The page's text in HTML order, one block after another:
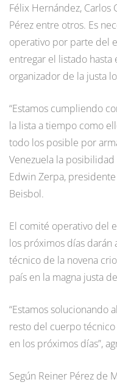
Félix Hernández, Carlos
Pérez entre otros. Es
operativo por parte del
entregar el listado
organizador de la justa
“Estamos cumpliendo
la lista a tiempo como
todo los posible por
Venezuela la
Edwin Zerpa,
Beisbol.
El comité operativo del
los próximos días
técnico de la novena
país en la magna justa
“Estamos solucionando
resto del cuerpo
en los próximos días”,
Según Reiner Pérez de